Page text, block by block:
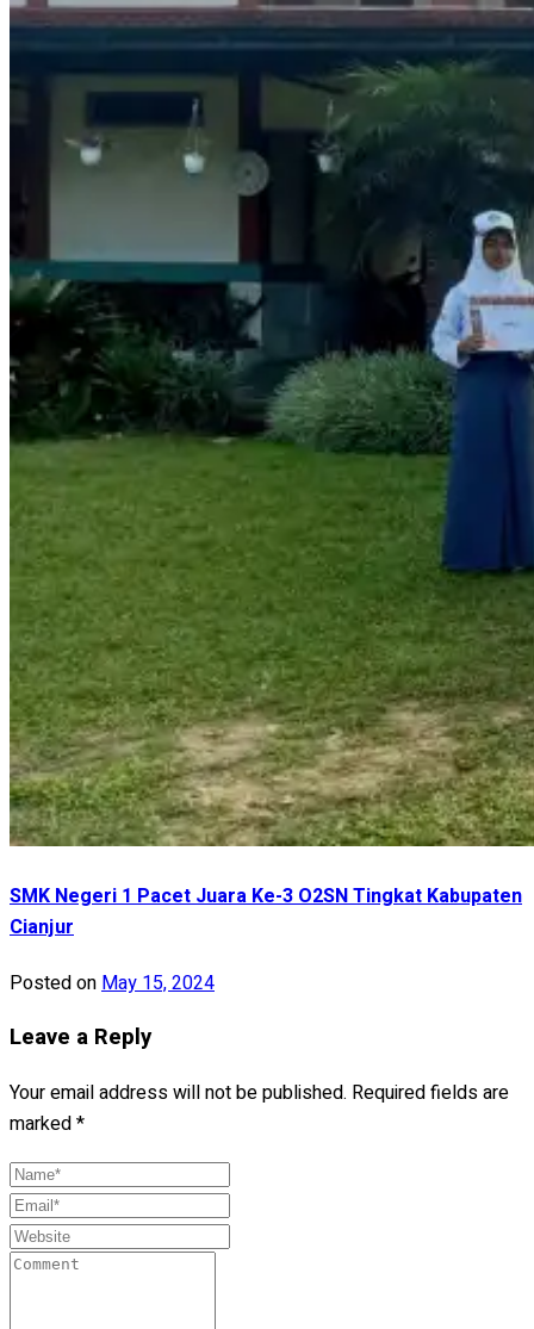
SMK Negeri 1 Pacet Juara Ke-3 O2SN Tingkat Kabupaten
Cianjur
Posted onMay 15, 2024
Leave a Reply
Your email address will not be published. Required fields are
marked*